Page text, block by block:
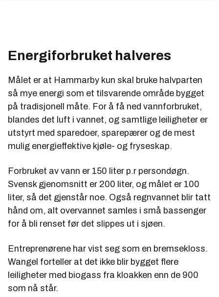
Energiforbruket halveres
Målet er at Hammarby kun skal bruke halvparten
så mye energi som et tilsvarende område bygget
på tradisjonell måte. For å få ned vannforbruket,
blandes det luft i vannet, og samtlige leiligheter er
utstyrt med sparedoer, sparepærer og de mest
mulig energieffektive kjøle- og fryseskap.
Forbruket av vann er 150 liter p.r persondøgn.
Svensk gjenomsnitt er 200 liter, og målet er 100
liter, så det gjenstår noe. Også regnvannet blir tatt
hånd om, alt overvannet samles i små bassenger
for å bli renset før det slippes ut i sjøen.
Entreprenørene har vist seg som en bremsekloss.
Wangel forteller at det ikke blir bygget flere
leiligheter med biogass fra kloakken enn de 900
som nå står.